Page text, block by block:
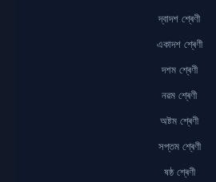
দ্বাদশ শ্ৰেণী
একাদশ শ্ৰেণী
দশম শ্ৰেণী
নৱম শ্ৰেণী
অষ্টম শ্ৰেণী
সপ্তম শ্ৰেণী
ষষ্ঠ শ্ৰেণী